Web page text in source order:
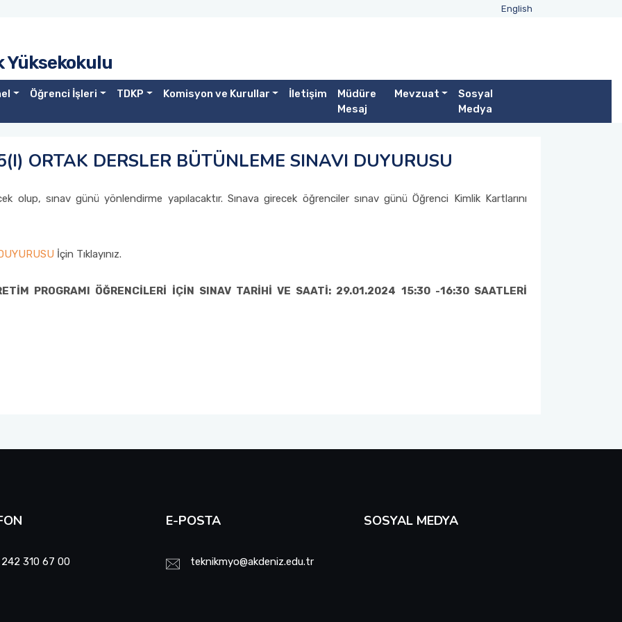
English
Yüksekokulu
Öğrenci İşleri TDKP Komisyon ve Kurullar İletişim
Müdüre
Mesaj
Mevzuat
Sosyal
Medya
ORTAK DERSLER BÜTÜNLEME SINAVI DUYURUSU
olup, sınav günü yönlendirme yapılacaktır. Sınava girecek öğrenciler sınav günü Öğrenci Kimlik Kartlarını
İçin Tıklayınız.
PROGRAMI ÖĞRENCİLERİ İÇİN SINAV TARİHİ VE SAATİ: 29.01.2024 15:30 -16:30 SAATLERİ
310 67 00
E-POSTA
teknikmyo@akdeniz.edu.tr
SOSYAL MEDYA